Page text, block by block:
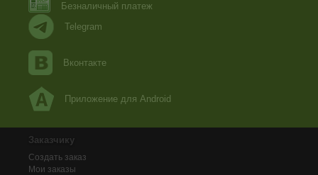
Безналичный платеж
Telegram
Вконтакте
Приложение для Android
Заказчику
Создать заказ
Мои заказы